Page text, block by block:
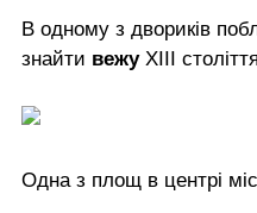
В одному з двориків
знайти вежу XIII
Одна з площ в центрі